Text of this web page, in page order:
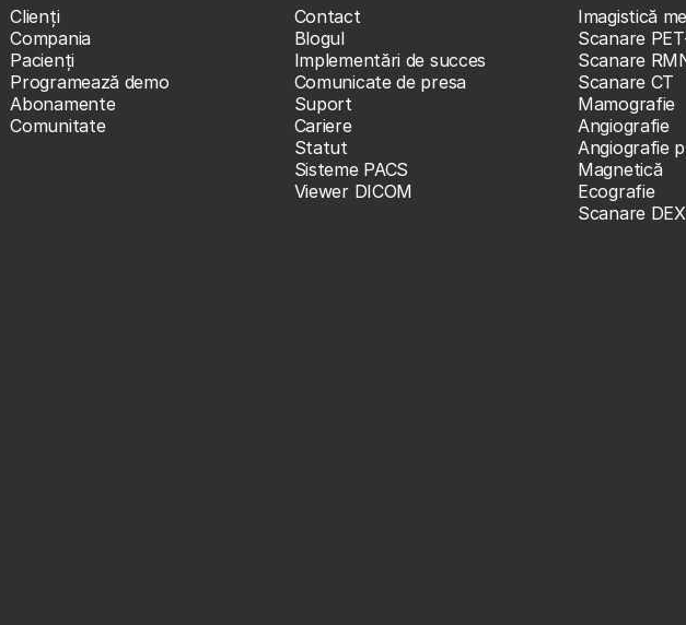
Clienţi
Compania
Pacienți
Programează demo
Abonamente
Comunitate
Contact
Blogul
Implementări de succes
Comunicate de presa
Suport
Cariere
Statut
Sisteme PACS
Viewer DICOM
Imagistică
Scanare
Scanare
Scanare CT
Mamografie
Angiografie
Angiografie
Magnetică
Ecografie
Scanare